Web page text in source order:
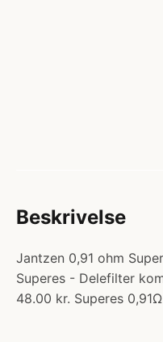
Beskrivelse
Jantzen 0,91 ohm
Superes - Delefilter
48.00 kr. Superes